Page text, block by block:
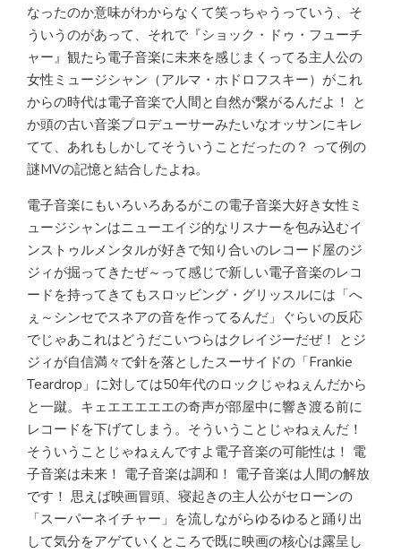
なったのか意味がわからなくて笑っちゃうっていう、そ
ういうのがあって、それで『ショック・ドゥ・フューチ
ャー』観たら電子音楽に未来を感じまくってる主人公の
女性ミュージシャン（アルマ・ホドロフスキー）がこれ
からの時代は電子音楽で人間と自然が繋がるんだよ！ と
か頭の古い音楽プロデューサーみたいなオッサンにキレ
てて、あれもしかしてそういうことだったの？ って例の
謎MVの記憶と結合したよね。
電子音楽にもいろいろあるがこの電子音楽大好き女性ミ
ュージシャンはニューエイジ的なリスナーを包み込むイ
ンストゥルメンタルが好きで知り合いのレコード屋のジ
ジィが掘ってきたぜ～って感じで新しい電子音楽のレコ
ードを持ってきてもスロッビング・グリッスルには「へ
ぇ～シンセでスネアの音を作ってるんだ」ぐらいの反応
でじゃあこれはどうだこいつらはクレイジーだぜ！ とジ
ジィが自信満々で針を落としたスーサイドの「Frankie
Teardrop」に対しては50年代のロックじゃねぇんだから
と一蹴。キェエエエエエの奇声が部屋中に響き渡る前に
レコードを下げてしまう。そういうことじゃねぇんだ！
そういうことじゃねぇんですよ電子音楽の可能性は！ 電
子音楽は未来！ 電子音楽は調和！ 電子音楽は人間の解放
です！ 思えば映画冒頭、寝起きの主人公がセローンの
「スーパーネイチャー」を流しながらゆるゆると踊り出
して気分をアゲていくところで既に映画の核心は露呈し